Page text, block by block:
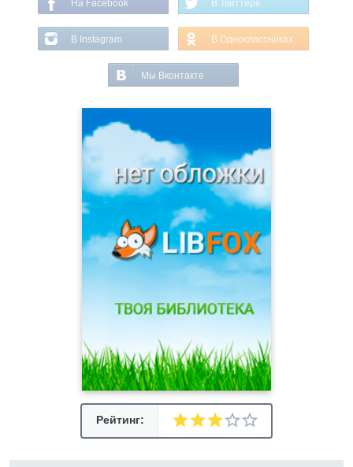
На Facebook В Твиттере
В Instagram В Одноклассниках
Мы Вконтакте
Рейтинг: